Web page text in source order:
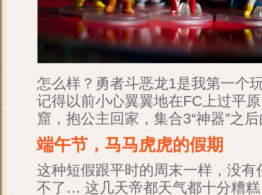
怎么样？勇者斗恶龙1是我第一个
记得以前小心翼翼地在FC上过平
窟，抱公主回家，集合3“神器”之
端午节，马马虎虎的假期
这种短假跟平时的周末一样，没
不了… 这几天帝都天气都十分糟